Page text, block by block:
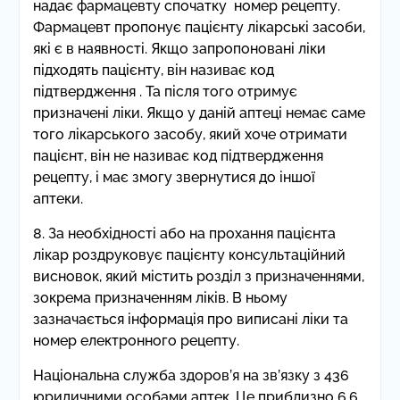
надає фармацевту спочатку номер рецепту.
Фармацевт пропонує пацієнту лікарські засоби,
які є в наявності. Якщо запропоновані ліки
підходять пацієнту, він називає код
підтвердження . Та після того отримує
призначені ліки. Якщо у даній аптеці немає саме
того лікарського засобу, який хоче отримати
пацієнт, він не називає код підтвердження
рецепту, і має змогу звернутися до іншої
аптеки.
8. За необхідності або на прохання пацієнта
лікар роздруковує пацієнту консультаційний
висновок, який містить розділ з призначеннями,
зокрема призначенням ліків. В ньому
зазначається інформація про виписані ліки та
номер електронного рецепту.
Національна служба здоров’я на зв’язку з 436